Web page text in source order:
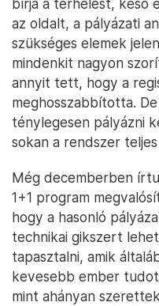
bírja a terhelést, késő
az oldalt, a pályázati
szükséges elemek
mindenkit nagyon
annyit tett, hogy a
meghosszabbította.
ténylegesen pályázni
sokan a rendszer
Még decemberben
1+1 program
hogy a hasonló
technikai gikszert
tapasztalni, amik
kevesebb ember
mint ahányan